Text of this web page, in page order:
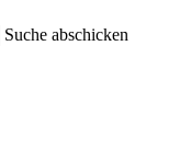
Suche abschicken